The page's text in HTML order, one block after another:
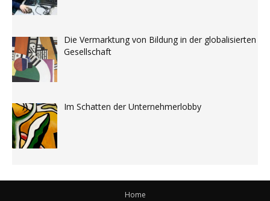
Die Vermarktung von Bildung in der globalisierten
Gesellschaft
Im Schatten der Unternehmerlobby
Home